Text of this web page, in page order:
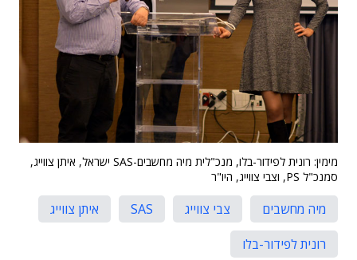
מימין: רונית לפידור-בלו, מנכ"לית מיה מחשבים-SAS ישראל, איתן צווייג,
סמנכ"ל PS, וצבי צווייג, היו"ר
מיה מחשבים צבי צווייג SAS
איתן צווייג
רונית לפידור-בלו